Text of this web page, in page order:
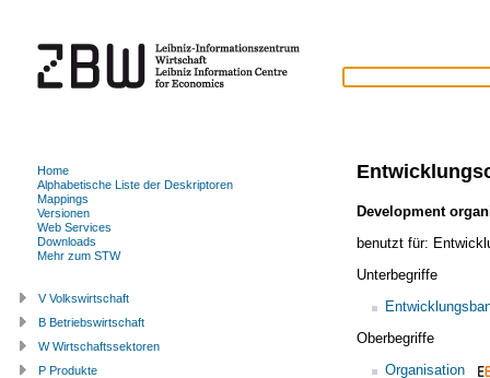
Development
benutzt für:
Unterbegriffe
Oberbegriffe
Organisation
Home
Alphabetische Liste der Deskriptoren
Mappings
Versionen
Web Services
Downloads
Mehr zum STW
V Volkswirtschaft
B Betriebswirtschaft
W Wirtschaftssektoren
P Produkte